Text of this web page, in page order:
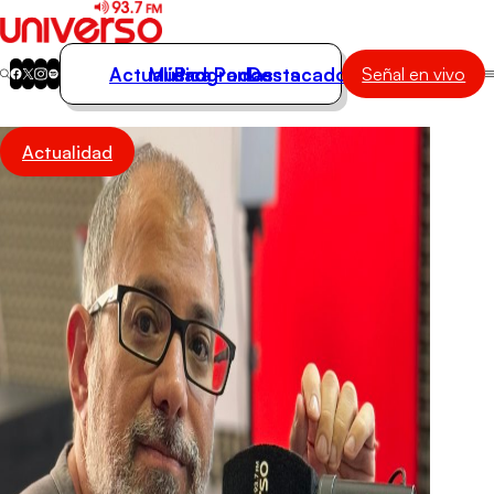
Actualidad
Música
Programas
Podcasts
Destacados
Actualidad
Música
Programas
Podcasts
Destacados Señal en vivo
Actualidad